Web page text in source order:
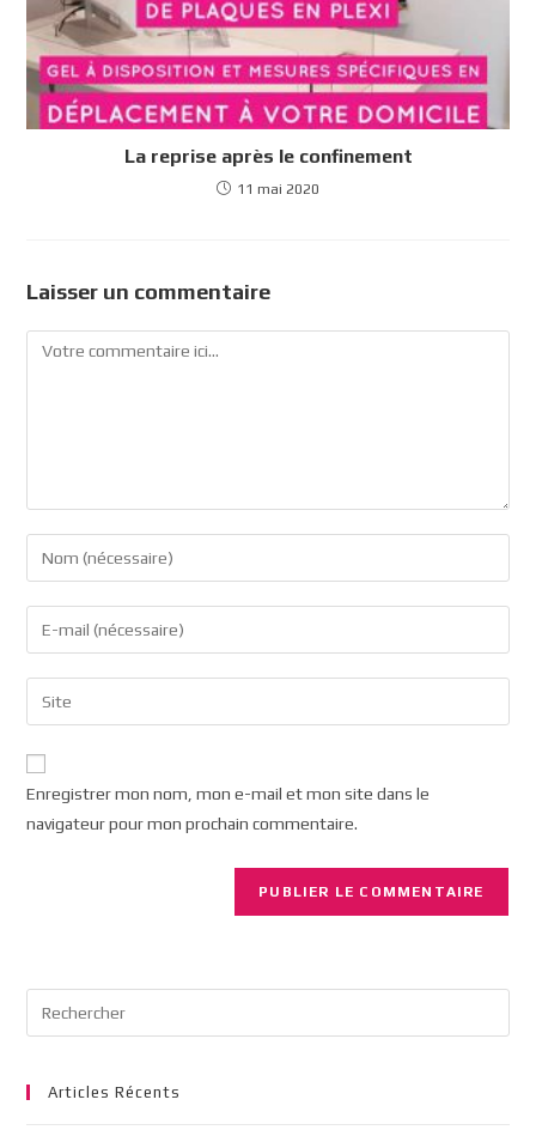
La reprise après le confinement
11 mai 2020
Laisser un commentaire
Enregistrer mon nom, mon e-mail et mon site dans le
navigateur pour mon prochain commentaire.
Articles Récents